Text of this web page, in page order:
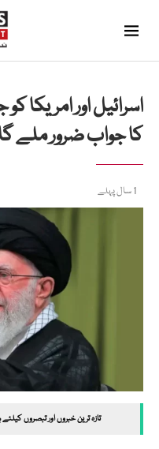
اسرائیل اور امریکا
کا جواب ضرور ملے
1 سال پہلے
تازہ ترین خبروں اور تبصروں